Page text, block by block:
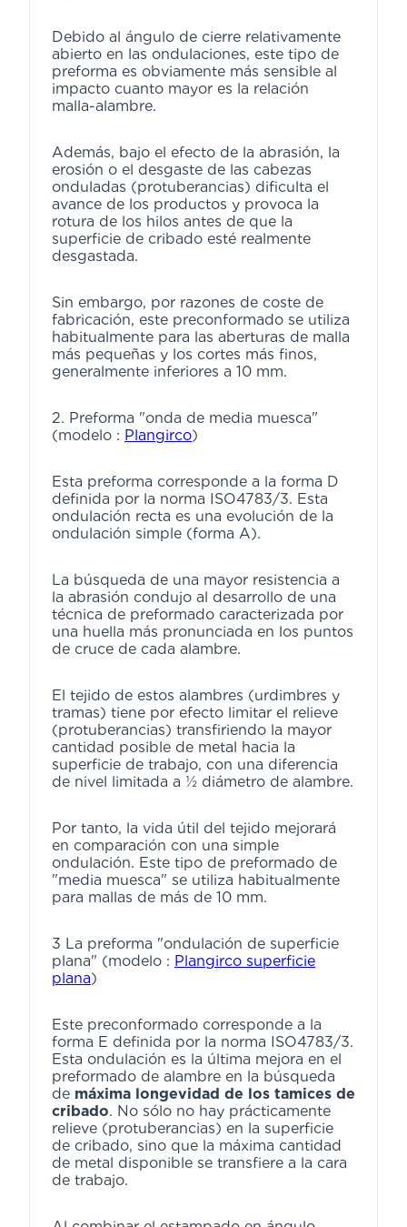
Debido al ángulo de cierre relativamente
abierto en las ondulaciones, este tipo de
preforma es obviamente más sensible al
impacto cuanto mayor es la relación
malla-alambre.
Además, bajo el efecto de la abrasión, la
erosión o el desgaste de las cabezas
onduladas (protuberancias) dificulta el
avance de los productos y provoca la
rotura de los hilos antes de que la
superficie de cribado esté realmente
desgastada.
Sin embargo, por razones de coste de
fabricación, este preconformado se utiliza
habitualmente para las aberturas de malla
más pequeñas y los cortes más finos,
generalmente inferiores a 10 mm.
2. Preforma "onda de media muesca"
(modelo : Plangirco)
Esta preforma corresponde a la forma D
definida por la norma ISO4783/3. Esta
ondulación recta es una evolución de la
ondulación simple (forma A).
La búsqueda de una mayor resistencia a
la abrasión condujo al desarrollo de una
técnica de preformado caracterizada por
una huella más pronunciada en los puntos
de cruce de cada alambre.
El tejido de estos alambres (urdimbres y
tramas) tiene por efecto limitar el relieve
(protuberancias) transfiriendo la mayor
cantidad posible de metal hacia la
superficie de trabajo, con una diferencia
de nivel limitada a ½ diámetro de alambre.
Por tanto, la vida útil del tejido mejorará
en comparación con una simple
ondulación. Este tipo de preformado de
"media muesca" se utiliza habitualmente
para mallas de más de 10 mm.
3 La preforma "ondulación de superficie
plana" (modelo : Plangirco superficie
plana)
Este preconformado corresponde a la
forma E definida por la norma ISO4783/3.
Esta ondulación es la última mejora en el
preformado de alambre en la búsqueda
de máxima longevidad de los tamices de
cribado. No sólo no hay prácticamente
relieve (protuberancias) en la superficie
de cribado, sino que la máxima cantidad
de metal disponible se transfiere a la cara
de trabajo.